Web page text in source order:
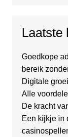
Laatste
Goedkope
bereik
Digitale
Alle
De kracht
Een kijkje in